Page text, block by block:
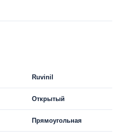
Ruvinil
Открытый
Прямоугольная